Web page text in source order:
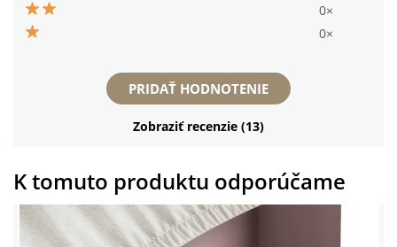
0×
0×
PRIDAŤ HODNOTENIE
Zobraziť recenzie (13)
K tomuto produktu odporúčame